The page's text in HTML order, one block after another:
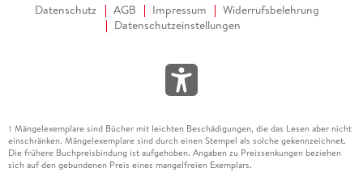
Datenschutz AGB Impressum
Widerrufsbelehrung
Datenschutzeinstellungen
1 Mängelexemplare sind Bücher mit leichten Beschädigungen, die das Lesen aber nicht
einschränken. Mängelexemplare sind durch einen Stempel als solche gekennzeichnet.
Die frühere Buchpreisbindung ist aufgehoben. Angaben zu Preissenkungen beziehen
sich auf den gebundenen Preis eines mangelfreien Exemplars.